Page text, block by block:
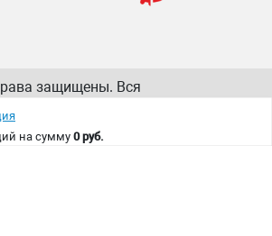
защищены. Вся
– собственность
на сумму 0 руб.